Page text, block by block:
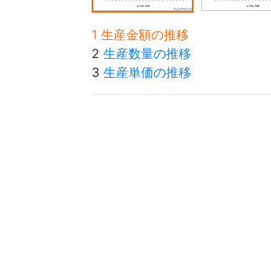
1 生産金額の推移
2 生産数量の推移
3 生産単価の推移